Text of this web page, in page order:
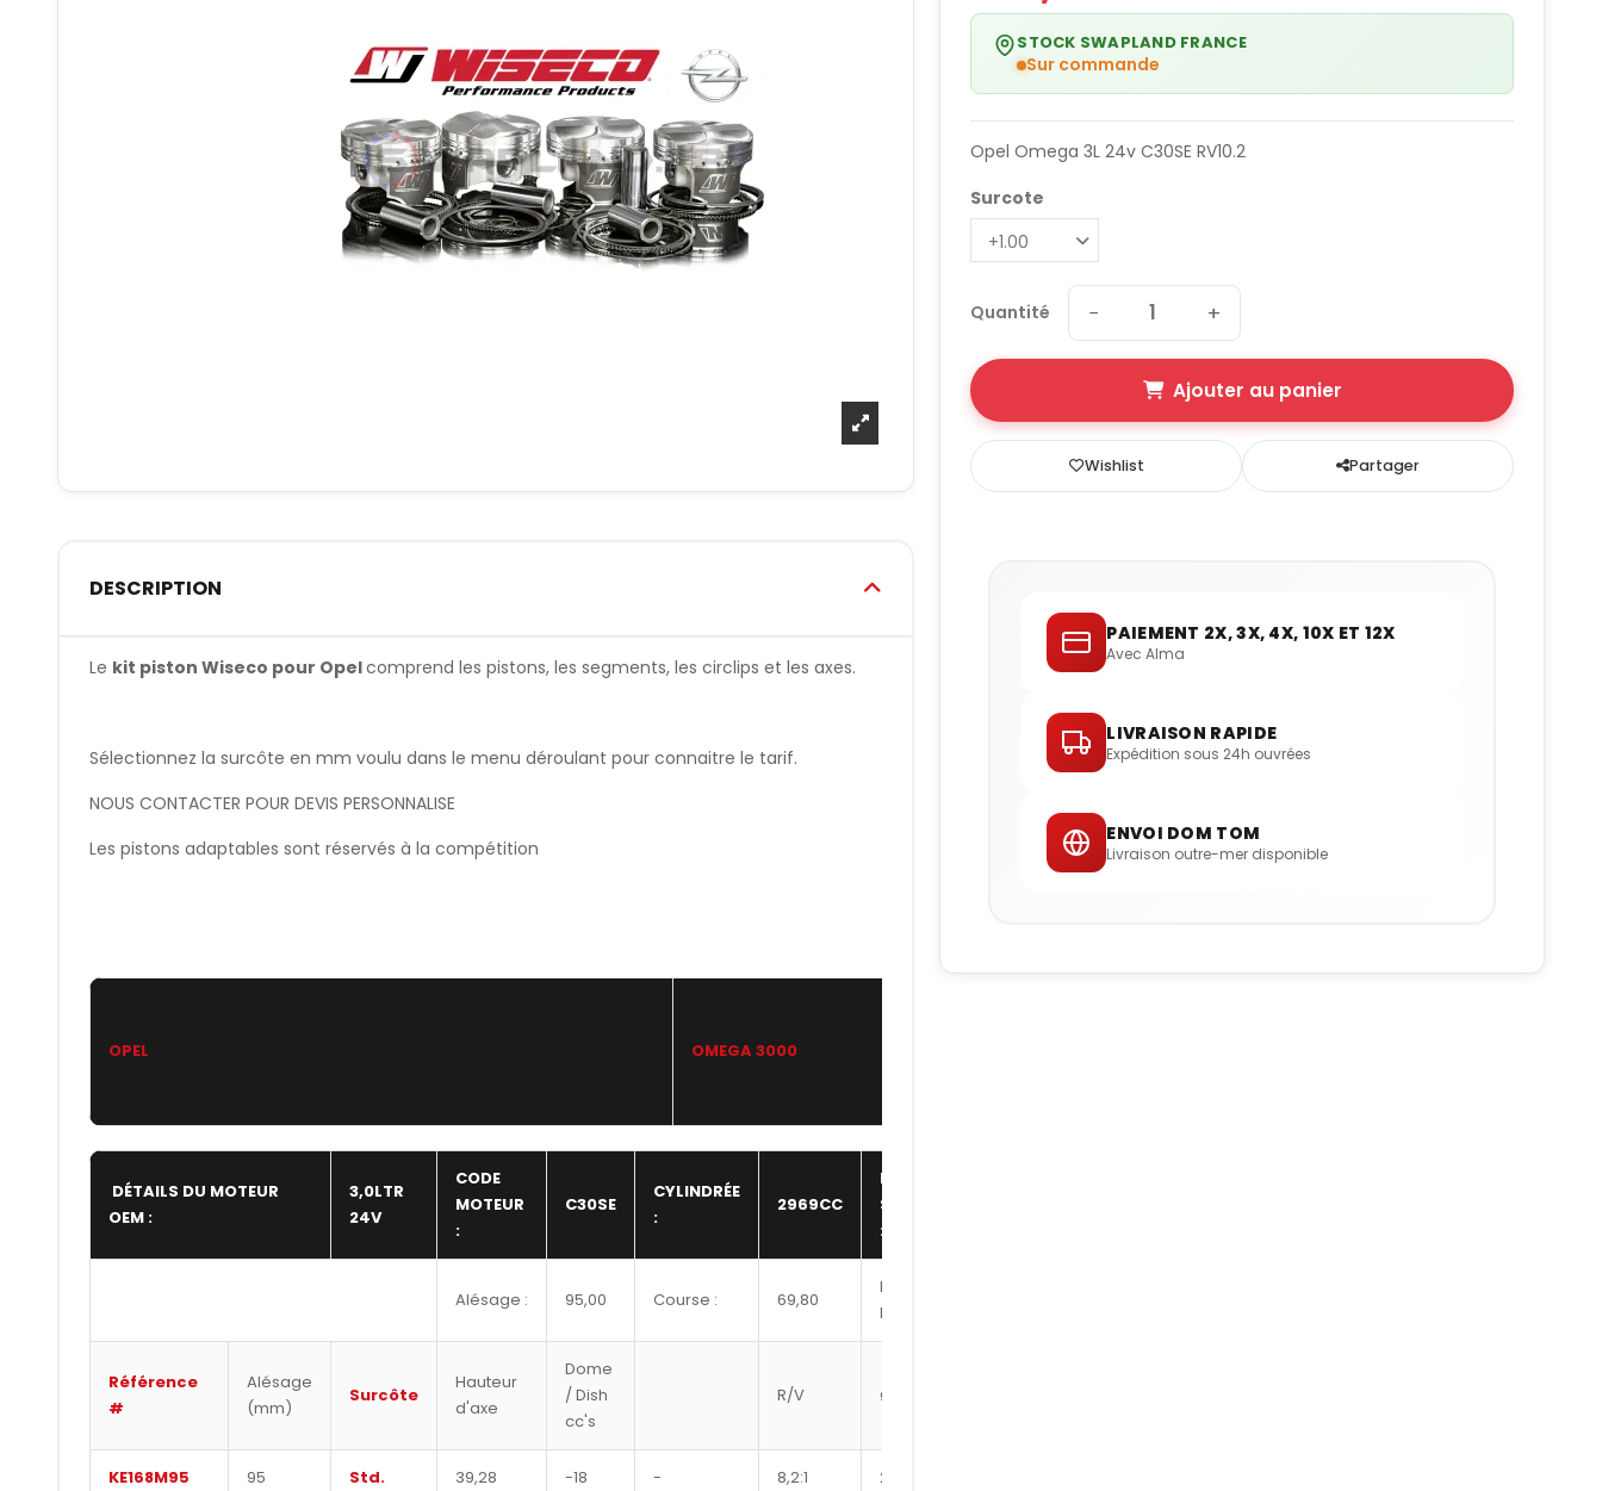
DESCRIPTION
Le kit piston Wiseco pour Opelcomprend les pistons, les segments, les circlips et les axes.
Sélectionnez la surcôte en mm voulu dans le menu déroulant pour connaitre le tarif.
NOUS CONTACTER POUR DEVIS PERSONNALISE
Les pistons adaptables sont réservés à la compétition
OPEL OMEGA 3000
DÉTAILS DU MOTEUR
OEM :
3,0LTR
24V
CODE
MOTEUR
:
C30SE
CYLINDRÉE
:
2969CC
NBR
SOUPAPE
:
Alésage : 95,00 Course : 69,80
Hauteur
bloc :
Référence
#
Alésage
(mm)
Surcôte
Hauteur
d'axe
Dome
/ Dish
cc's
R/V Ø axe
KE168M95 95 Std. 39,28 -18 - 8,2:1 22
STOCK SWAPLAND FRANCE
Sur commande
Opel Omega 3L 24v C30SE RV10.2
Surcote
Quantité − +
Ajouter au panier
Wishlist Partager
PAIEMENT 2X, 3X, 4X, 10X ET 12X
Avec Alma
LIVRAISON RAPIDE
Expédition sous 24h ouvrées
ENVOI DOM TOM
Livraison outre-mer disponible